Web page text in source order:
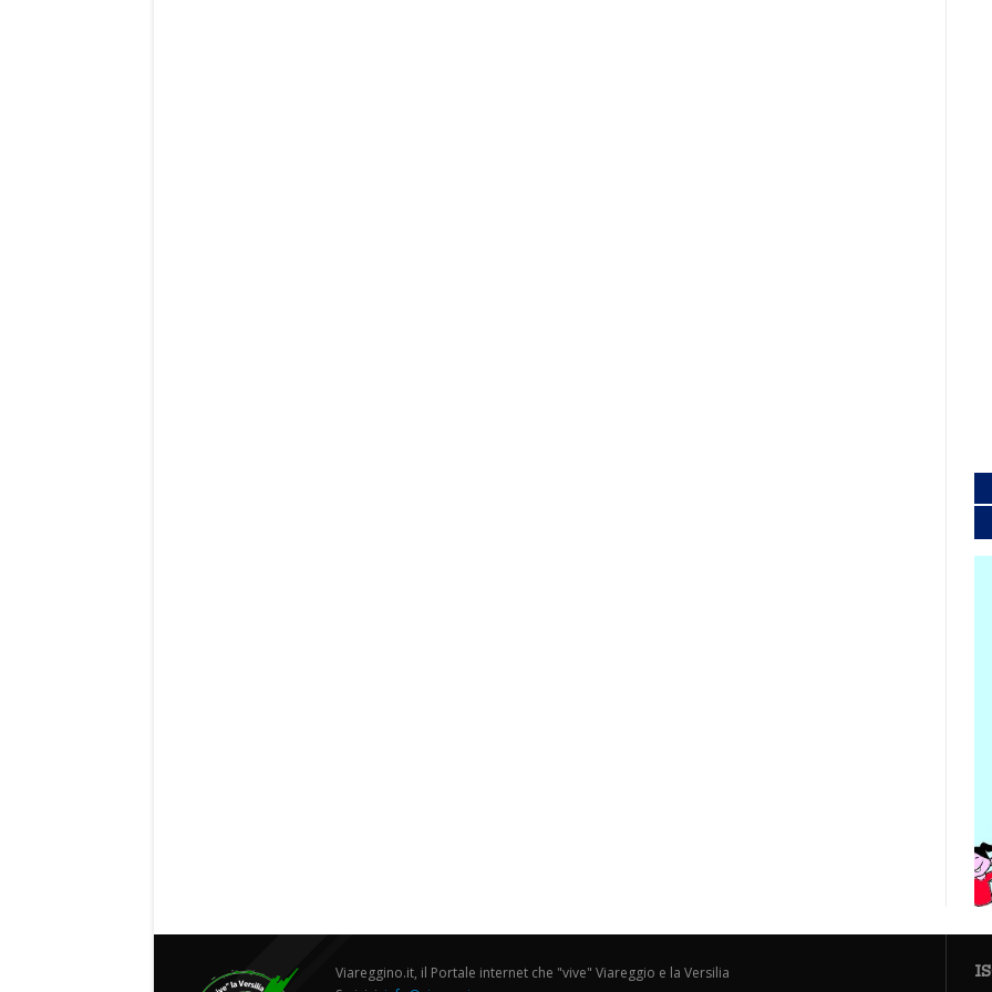
Viareggino.it, il Portale internet che "vive" Viareggio e la Versilia